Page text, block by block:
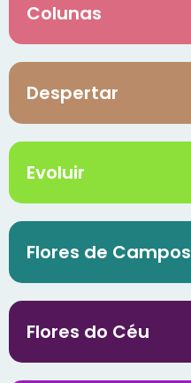
Colunas
Despertar
Evoluir
Flores de Campos
Flores do Céu